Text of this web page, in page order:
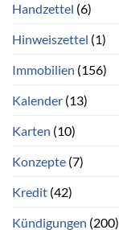
Handzettel (6)
Hinweiszettel (1)
Immobilien (156)
Kalender (13)
Karten (10)
Konzepte (7)
Kredit (42)
Kündigungen (200)